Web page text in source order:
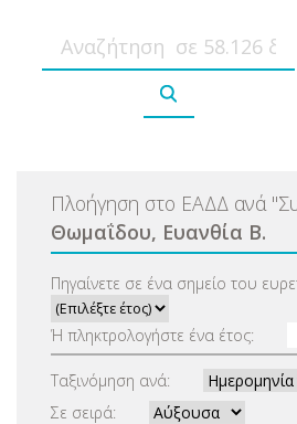
Πλοήγηση στο ΕΑΔΔ ανά "
Θωμαΐδου, Ευανθία Β.
Πηγαίνετε σε ένα σημείο του
Ή πληκτρολογήστε ένα έτος:
Ταξινόμηση ανά:
Σε σειρά: